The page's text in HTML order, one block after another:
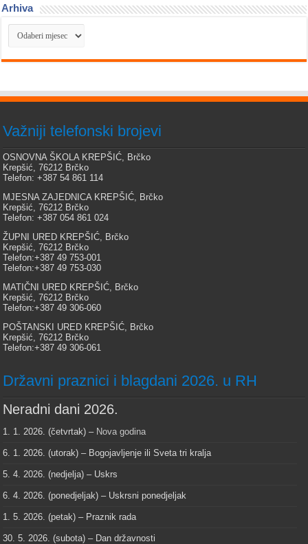
Arhiva
Arhiva
Važniji telefonski brojevi
OSNOVNA ŠKOLA KREPŠIĆ, Brčko
Krepšić, 76212 Brčko
Telefon: +387 54 861 114
MJESNA ZAJEDNICA KREPŠIĆ, Brčko
Krepšić, 76212 Brčko
Telefon: +387 054 861 024
ŽUPNI URED KREPŠIĆ, Brčko
Krepšić, 76212 Brčko
Telefon:+387 49 753-001
Telefon:+387 49 753-030
MATIČNI URED KREPŠIĆ, Brčko
Krepšić, 76212 Brčko
Telefon:+387 49 306-060
POŠTANSKI URED KREPŠIĆ, Brčko
Krepšić, 76212 Brčko
Telefon:+387 49 306-061
Državni praznici i blagdani 2026. u RH
Neradni dani 2026.
1. 1. 2026. (četvrtak) – Nova godina
6. 1. 2026. (utorak) – Bogojavljenje ili Sveta tri kralja
5. 4. 2026. (nedjelja) – Uskrs
6. 4. 2026. (ponedjeljak) – Uskrsni ponedjeljak
1. 5. 2026. (petak) – Praznik rada
30. 5. 2026. (subota) – Dan državnosti